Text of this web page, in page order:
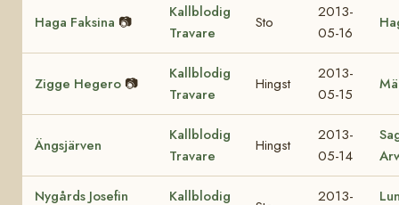
Haga Faksina 📷
Kallblodig
Travare
Sto
2013-
05-16
Zigge Hegero 📷
Kallblodig
Travare
Hingst
2013-
05-15
Ängsjärven
Kallblodig
Travare
Hingst
2013-
05-14
Nygårds Josefin
Kallblodig
2013-